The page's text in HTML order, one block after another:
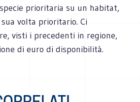
prioritaria su un habitat,
volta prioritario. Ci
visti i precedenti in regione,
di euro di disponibilità.